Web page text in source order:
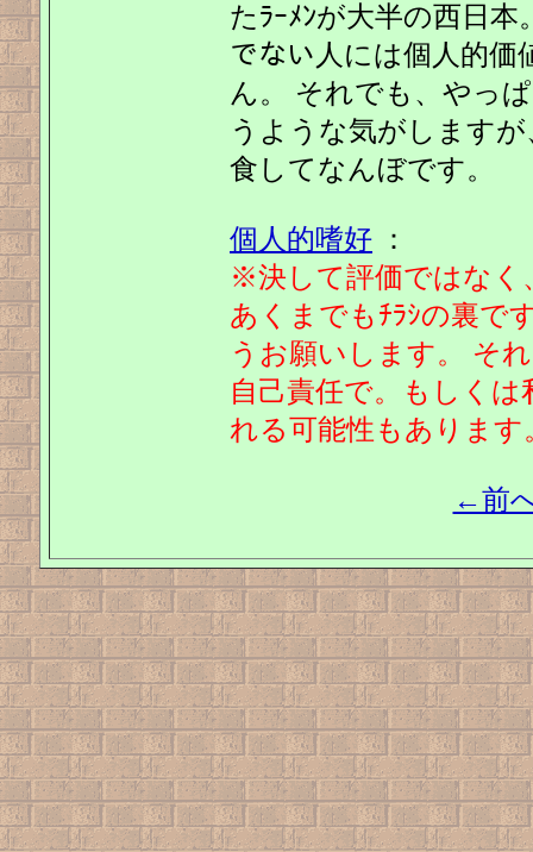
たﾗｰﾒﾝが大半の西日本
でない人には個人的
ん。 それでも、やっ
うような気がします
食してなんぼです。
個人的嗜好 ：
※決して評価ではなく
あくまでもﾁﾗｼの裏で
うお願いします。 そ
自己責任で。もしく
れる可能性もあります
←前